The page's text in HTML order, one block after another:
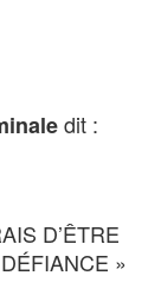
dit :
D’ÊTRE
»